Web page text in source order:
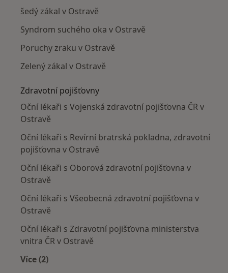
šedý zákal v Ostravě
Syndrom suchého oka v Ostravě
Poruchy zraku v Ostravě
Zelený zákal v Ostravě
Zdravotní pojišťovny
Oční lékaři s Vojenská zdravotní pojišťovna ČR v
Ostravě
Oční lékaři s Revírní bratrská pokladna, zdravotní
pojišťovna v Ostravě
Oční lékaři s Oborová zdravotní pojišťovna v
Ostravě
Oční lékaři s Všeobecná zdravotní pojišťovna v
Ostravě
Oční lékaři s Zdravotní pojišťovna ministerstva
vnitra ČR v Ostravě
Více (2)